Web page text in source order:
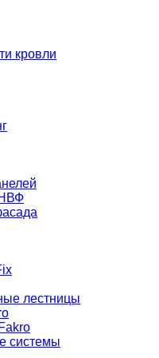
кровли
лестницы
системы